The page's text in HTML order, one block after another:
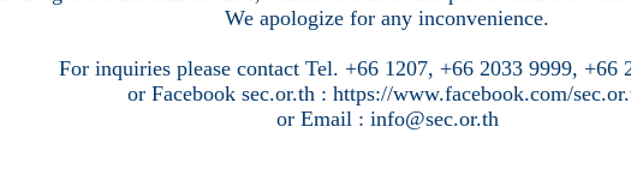
We apologize for any inconvenience.
For inquiries please contact Tel. +66 1207, +66 2033 9999, +66
or Facebook sec.or.th : https://www.facebook.com/
or Email : info@sec.or.th